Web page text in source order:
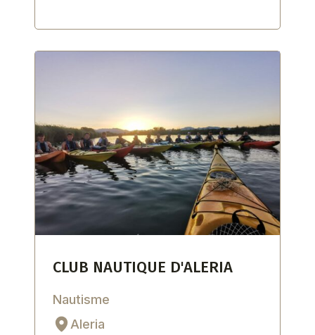
CLUB NAUTIQUE D'ALERIA
Nautisme
Aleria